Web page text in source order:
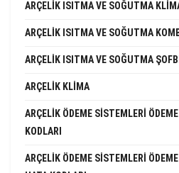
ARÇELIK ISITMA VE SOĞUTMA
ARÇELIK ISITMA VE SOĞUTMA
ARÇELIK ISITMA VE SOĞUTMA
ARÇELIK KLIMA
ARÇELIK ÖDEME SISTEMLERI
KODLARI
ARÇELIK ÖDEME SISTEMLERI